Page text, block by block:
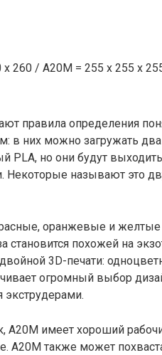
260 / A20M = 255 x 255 x
правила определения
в них можно загружать
но они будут
Некоторые называют это
оранжевые и желтые
становится похожей на
3D-печати:
огромный выбор
экструдерами.
A20M имеет хороший
A20M также может